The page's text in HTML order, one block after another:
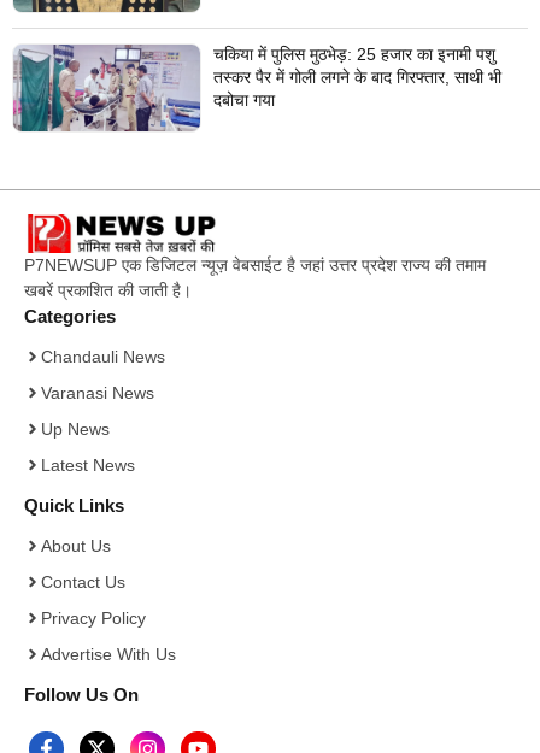
चकिया में पुलिस मुठभेड़: 25 हजार का इनामी पशु
तस्कर पैर में गोली लगने के बाद गिरफ्तार, साथी भी
दबोचा गया
P7NEWSUP एक डिजिटल न्यूज़ वेबसाईट है जहां उत्तर प्रदेश राज्य की तमाम
खबरें प्रकाशित की जाती है।
Categories
Chandauli News
Varanasi News
Up News
Latest News
Quick Links
About Us
Contact Us
Privacy Policy
Advertise With Us
Follow Us On